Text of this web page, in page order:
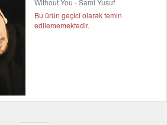
Without You - Sami Yusuf
Bu ürün geçici olarak temin
edilememektedir.